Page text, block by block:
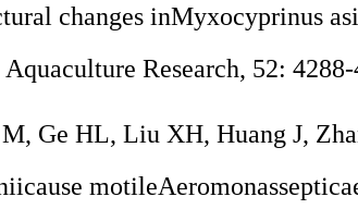
changes inMyxocyprinus
Aquaculture Research, 52:
Ge HL, Liu XH, Huang J,
cause motileAeromonas